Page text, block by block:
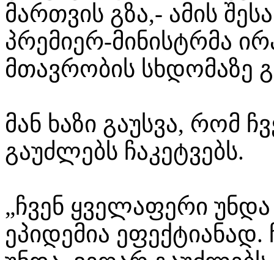
მართვის გზა,- ამის
პრემიერ-მინისტრმა
მთავრობის სხდომაზე
მან ხაზი გაუსვა, რომ
გაუძლებს ჩაკეტვებს.
„ჩვენ ყველაფერი
ეპიდემია ეფექტიანად.